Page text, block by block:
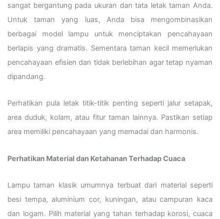
sangat bergantung pada ukuran dan tata letak taman Anda.
Untuk taman yang luas, Anda bisa mengombinasikan
berbagai model lampu untuk menciptakan pencahayaan
berlapis yang dramatis. Sementara taman kecil memerlukan
pencahayaan efisien dan tidak berlebihan agar tetap nyaman
dipandang.
Perhatikan pula letak titik-titik penting seperti jalur setapak,
area duduk, kolam, atau fitur taman lainnya. Pastikan setiap
area memiliki pencahayaan yang memadai dan harmonis.
Perhatikan Material dan Ketahanan Terhadap Cuaca
Lampu taman klasik umumnya terbuat dari material seperti
besi tempa, aluminium cor, kuningan, atau campuran kaca
dan logam. Pilih material yang tahan terhadap korosi, cuaca